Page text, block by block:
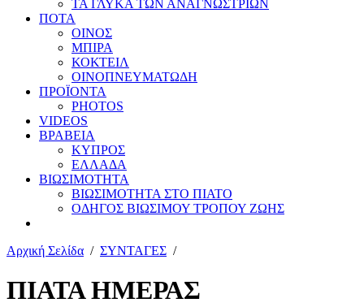
ΤΑ ΓΛΥΚΑ ΤΩΝ ΑΝΑΓΝΩΣΤΡΙΩΝ
ΠΟΤΑ
ΟΙΝΟΣ
ΜΠΙΡΑ
ΚΟΚΤΕΙΛ
ΟΙΝΟΠΝΕΥΜΑΤΩΔΗ
ΠΡΟΪΟΝΤΑ
PHOTOS
VIDEOS
ΒΡΑΒΕΙΑ
ΚΥΠΡΟΣ
ΕΛΛΑΔΑ
ΒΙΩΣΙΜΟΤΗΤΑ
ΒΙΩΣΙΜΟΤΗΤΑ ΣΤΟ ΠΙΑΤΟ
ΟΔΗΓΟΣ ΒΙΩΣΙΜΟΥ ΤΡΟΠΟΥ ΖΩΗΣ
Αρχική Σελίδα / ΣΥΝΤΑΓΕΣ /
ΠΙΑΤΑ ΗΜΕΡΑΣ